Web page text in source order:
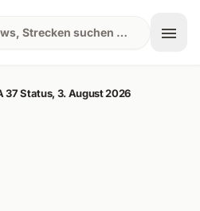
Strecken suchen …
37 Status, 3. August 2026